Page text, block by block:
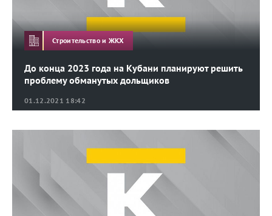
01.12.2021 18:42
До конца 2023 года на Кубани планируют решить
проблему обманутых дольщиков
Строительство и ЖКХ